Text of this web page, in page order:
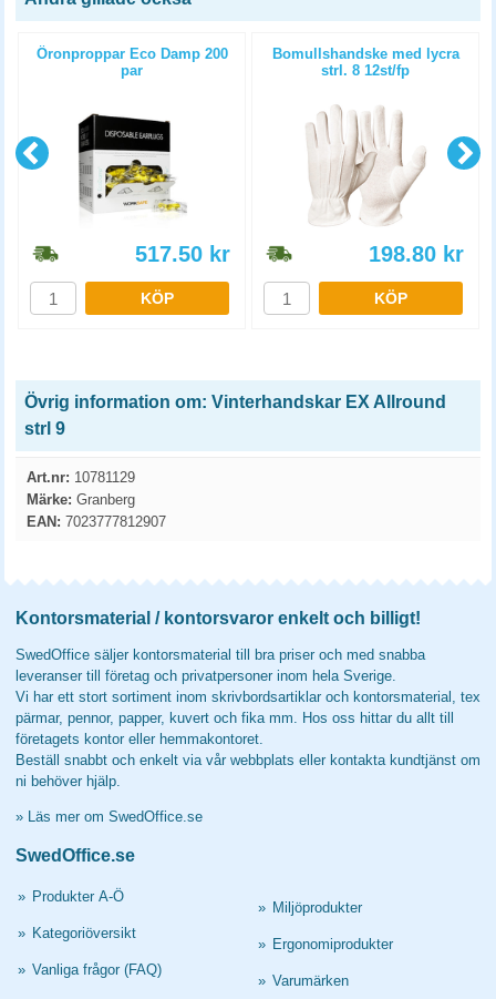
Öronproppar Eco Damp 200
par
517.50 kr
KÖP
Bomullshandske med lycra
strl. 8 12st/fp
198.80 kr
KÖP
Övrig information om: Vinterhandskar EX Allround
strl 9
Art.nr: 10781129
Märke: Granberg
EAN: 7023777812907
Kontorsmaterial / kontorsvaror enkelt och billigt!
SwedOffice säljer kontorsmaterial till bra priser och med snabba
leveranser till företag och privatpersoner inom hela Sverige.
Vi har ett stort sortiment inom skrivbordsartiklar och kontorsmaterial, tex
pärmar, pennor, papper, kuvert och fika mm. Hos oss hittar du allt till
företagets kontor eller hemmakontoret.
Beställ snabbt och enkelt via vår webbplats eller kontakta kundtjänst om
ni behöver hjälp.
» Läs mer om SwedOffice.se
SwedOffice.se
» Produkter A-Ö
» Kategoriöversikt
» Vanliga frågor (FAQ)
» Miljöprodukter
» Ergonomiprodukter
» Varumärken